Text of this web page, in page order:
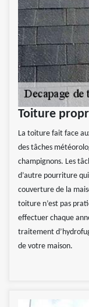
Toiture
La toiture fait face
des tâches
champignons. Les
d’autre pourriture
couverture de la
toiture n’est pas
effectuer chaque
traitement
de votre maison.